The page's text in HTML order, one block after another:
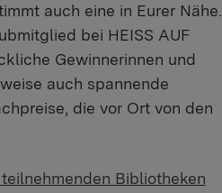
auch eine in Eurer Nähe.
bei HEISS AUF
Gewinnerinnen und
auch spannende
die vor Ort von den
Bibliotheken